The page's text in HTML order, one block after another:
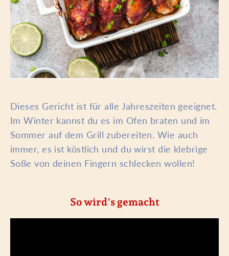
Dieses Gericht ist für alle Jahreszeiten geeignet.
Im Winter kannst du es im Ofen braten und im
Sommer auf dem Grill zubereiten. Wie auch
immer, es ist köstlich und du wirst die klebrige
Soße von deinen Fingern schlecken wollen!
So wird's gemacht